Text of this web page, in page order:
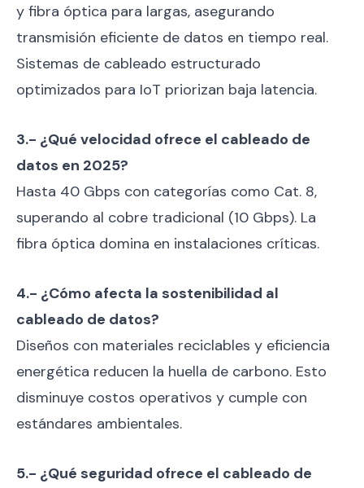
y fibra óptica para largas, asegurando
transmisión eficiente de datos en tiempo real.
Sistemas de cableado estructurado
optimizados para IoT priorizan baja latencia.
3.- ¿Qué velocidad ofrece el cableado de
datos en 2025?
Hasta 40 Gbps con categorías como Cat. 8,
superando al cobre tradicional (10 Gbps). La
fibra óptica domina en instalaciones críticas.
4.- ¿Cómo afecta la sostenibilidad al
cableado de datos?
Diseños con materiales reciclables y eficiencia
energética reducen la huella de carbono. Esto
disminuye costos operativos y cumple con
estándares ambientales.
5.- ¿Qué seguridad ofrece el cableado de